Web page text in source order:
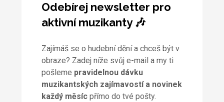
Odebírej newsletter pro
aktivní muzikanty 🎶
Zajímáš se o hudební dění a chceš být v
obraze? Zadej níže svůj e-mail a my ti
pošleme pravidelnou dávku
muzikantských zajímavostí a novinek
každý měsícpřímo do tvé pošty.